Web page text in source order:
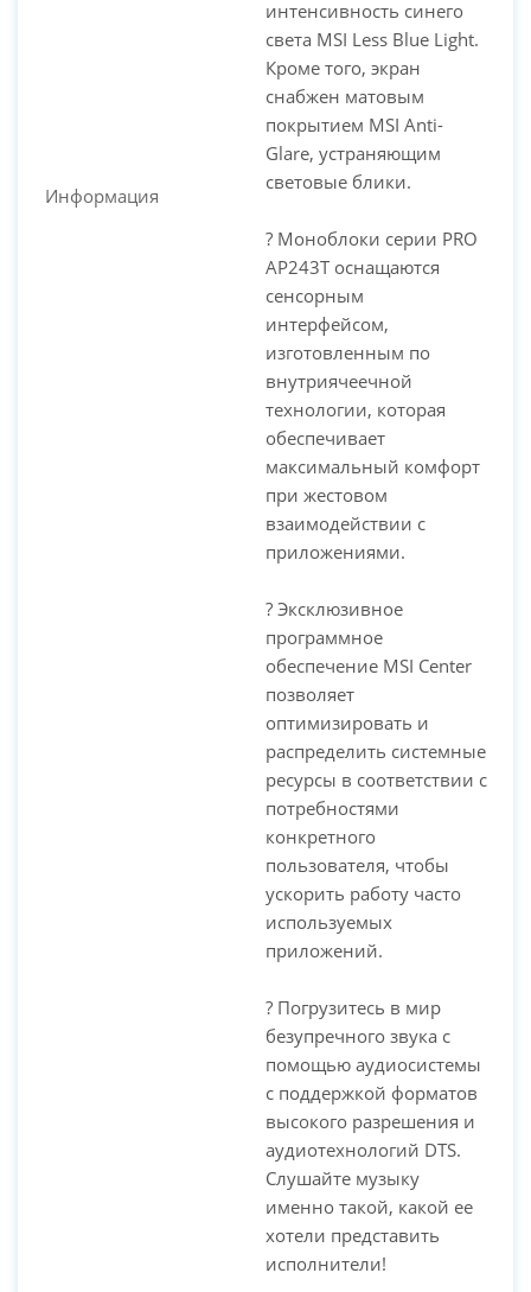
Информация
интенсивность синего
света MSI Less Blue Light.
Кроме того, экран
снабжен матовым
покрытием MSI Anti-
Glare, устраняющим
световые блики.
? Моноблоки серии PRO
AP243T оснащаются
сенсорным
интерфейсом,
изготовленным по
внутриячеечной
технологии, которая
обеспечивает
максимальный комфорт
при жестовом
взаимодействии с
приложениями.
? Эксклюзивное
программное
обеспечение MSI Center
позволяет
оптимизировать и
распределить системные
ресурсы в соответствии с
потребностями
конкретного
пользователя, чтобы
ускорить работу часто
используемых
приложений.
? Погрузитесь в мир
безупречного звука с
помощью аудиосистемы
с поддержкой форматов
высокого разрешения и
аудиотехнологий DTS.
Слушайте музыку
именно такой, какой ее
хотели представить
исполнители!